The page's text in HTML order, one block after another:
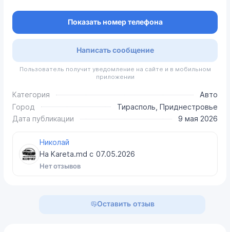
Показать номер телефона
Написать сообщение
Пользователь получит уведомление на сайте и в мобильном
приложении
Категория
Авто
Город
Тирасполь, Приднестровье
Дата публикации
9 мая 2026
Николай
На Kareta.md с 07.05.2026
Нет отзывов
Оставить отзыв